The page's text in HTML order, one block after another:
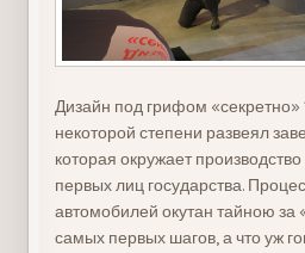
Дизайн под грифом «секретно»
некоторой степени развеял
которая окружает
первых лиц государства.
автомобилей окутан тайною
самых первых шагов, а что уж